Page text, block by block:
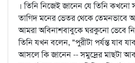
। তিনি নিজেই জানেন যে তিনি কখনো
তাগিদ মনের ভেতর থেকে তেমনভাবে
আমরা অবিনাশবাবুকে ঘরকুনো ভেবে
তিনি যখন বলেন, "পুরীটা পর্যন্ত যাব
আসলে কি জানেন -- সমুদ্রের মাছটা